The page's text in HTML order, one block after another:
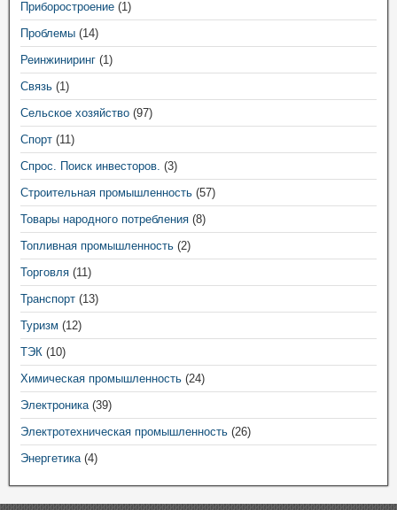
Приборостроение (1)
Проблемы (14)
Реинжиниринг (1)
Связь (1)
Сельское хозяйство (97)
Спорт (11)
Спрос. Поиск инвесторов. (3)
Строительная промышленность (57)
Товары народного потребления (8)
Топливная промышленность (2)
Торговля (11)
Транспорт (13)
Туризм (12)
ТЭК (10)
Химическая промышленность (24)
Электроника(39)
Электротехническая промышленность (26)
Энергетика(4)